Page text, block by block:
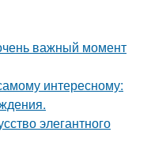
важный момент
интересному:
элегантного